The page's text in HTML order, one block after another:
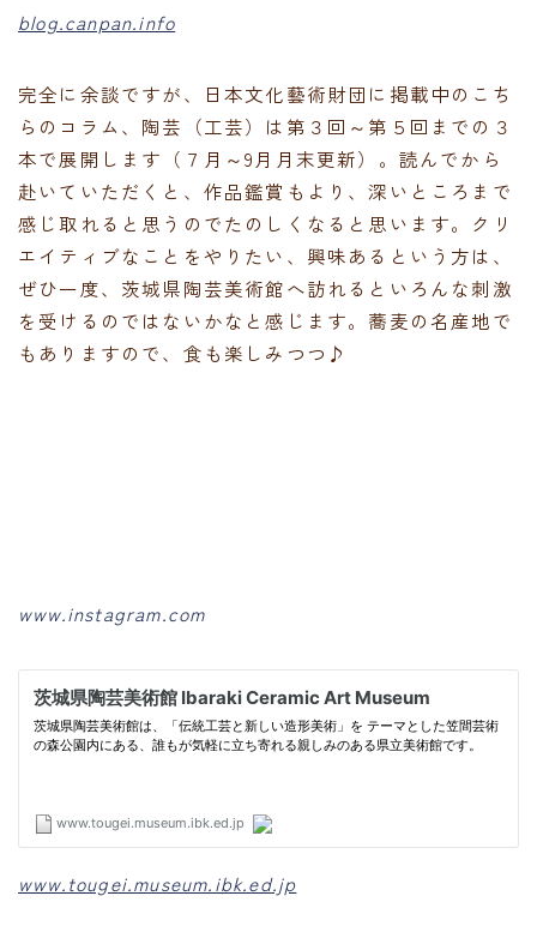
blog.canpan.info
完全に余談ですが、日本文化藝術財団に掲載中のこち
らのコラム、陶芸（工芸）は第３回～第５回までの３
本で展開します（７月～9月月末更新）。読んでから
赴いていただくと、作品鑑賞もより、深いところまで
感じ取れると思うのでたのしくなると思います。クリ
エイティブなことをやりたい、興味あるという方は、
ぜひ一度、茨城県陶芸美術館へ訪れるといろんな刺激
を受けるのではないかなと感じます。蕎麦の名産地で
もありますので、食も楽しみつつ♪
www.instagram.com
www.tougei.museum.ibk.ed.jp